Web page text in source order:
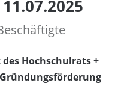
Hochschulrats +